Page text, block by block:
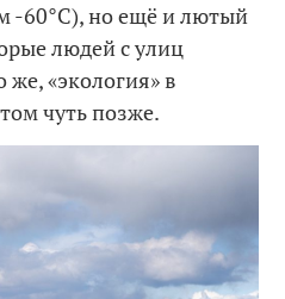
-60°C), но ещё и лютый
людей с улиц
«экология» в
чуть позже.